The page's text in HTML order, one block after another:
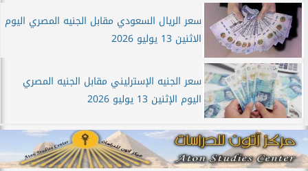
سعر الريال السعودي مقابل الجنيه المصري اليوم
الاثنين 13 يوليو 2026
سعر الجنيه الإسترليني مقابل الجنيه المصري
اليوم الإثنين 13 يوليو 2026